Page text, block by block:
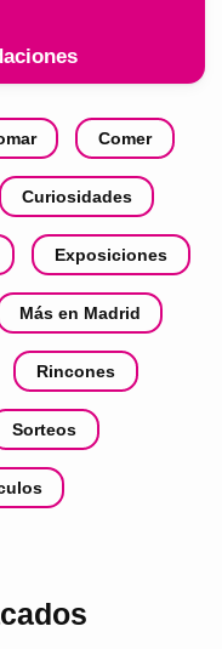
Comer
Curiosidades
Exposiciones
Más en Madrid
Rincones
Sorteos